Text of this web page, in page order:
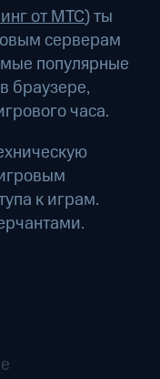
от МТС) ты
серверам
популярные
браузере,
часа.
к играм.